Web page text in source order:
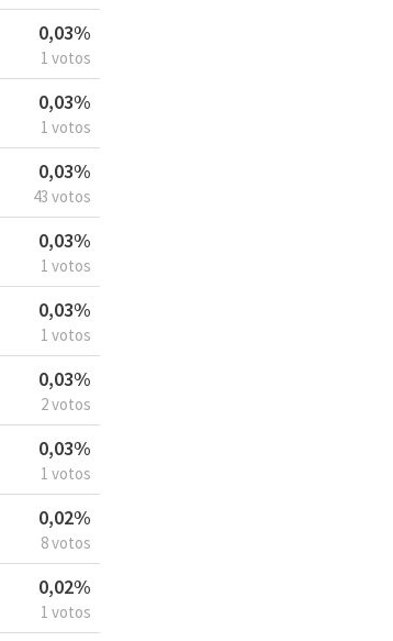
0,03%
1 votos
0,03%
1 votos
0,03%
43 votos
0,03%
1 votos
0,03%
1 votos
0,03%
2 votos
0,03%
1 votos
0,02%
8 votos
0,02%
1 votos